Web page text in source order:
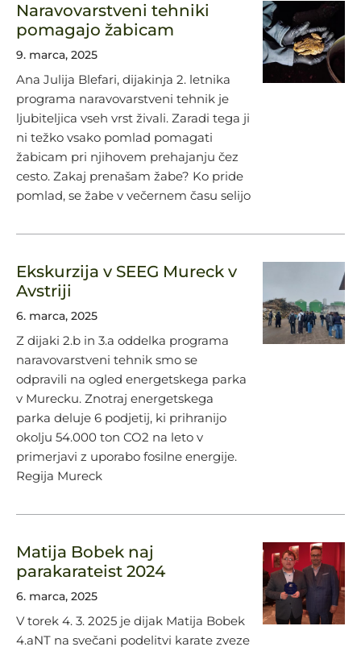
Naravovarstveni tehniki
pomagajo žabicam
9. marca, 2025
Ana Julija Blefari, dijakinja 2. letnika
programa naravovarstveni tehnik je
ljubiteljica vseh vrst živali. Zaradi tega ji
ni težko vsako pomlad pomagati
žabicam pri njihovem prehajanju čez
cesto. Zakaj prenašam žabe? Ko pride
pomlad, se žabe v večernem času selijo
Ekskurzija v SEEG Mureck v
Avstriji
6. marca, 2025
Z dijaki 2.b in 3.a oddelka programa
naravovarstveni tehnik smo se
odpravili na ogled energetskega parka
v Murecku. Znotraj energetskega
parka deluje 6 podjetij, ki prihranijo
okolju 54.000 ton CO2 na leto v
primerjavi z uporabo fosilne energije.
Regija Mureck
Matija Bobek naj
parakarateist 2024
6. marca, 2025
V torek 4. 3. 2025 je dijak Matija Bobek
4.aNT na svečani podelitvi karate zveze